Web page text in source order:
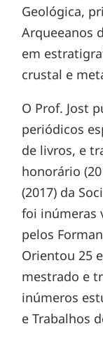
Geológica,
Arqueeanos
em
crustal e
O Prof. Jost
periódicos
de livros, e
honorário
(2017) da
foi inúmeras
pelos
Orientou 25
mestrado e
inúmeros
e Trabalhos